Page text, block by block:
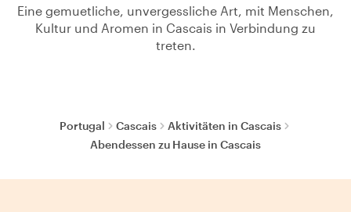
Eine gemuetliche, unvergessliche Art, mit Menschen,
Kultur und Aromen in Cascais in Verbindung zu
treten.
Portugal Cascais
Aktivitäten in Cascais
Abendessen zu Hause in Cascais